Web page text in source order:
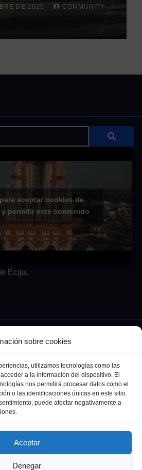
sobre cookies
utilizamos tecnologías como las
a la información del dispositivo. El
nos permitirá procesar datos como el
o las identificaciones únicas en este sitio.
puede afectar negativamente a
Aceptar
Denegar
DE 2025 COMMUNITY
aceptar cookies de
y permitir este contenido
Écija.
Cultura Deportes